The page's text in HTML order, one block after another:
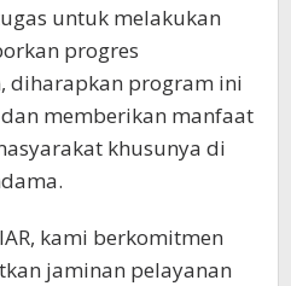
untuk melakukan
progres
diharapkan program ini
memberikan manfaat
khusunya di
kami berkomitmen
jaminan pelayanan